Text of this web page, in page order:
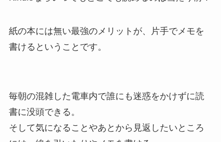
紙の本には無い最強のメリットが、片手でメモを
書けるということです。
毎朝の混雑した電車内で誰にも迷惑をかけずに読
書に没頭できる。
そして気になることやあとから見返したいところ